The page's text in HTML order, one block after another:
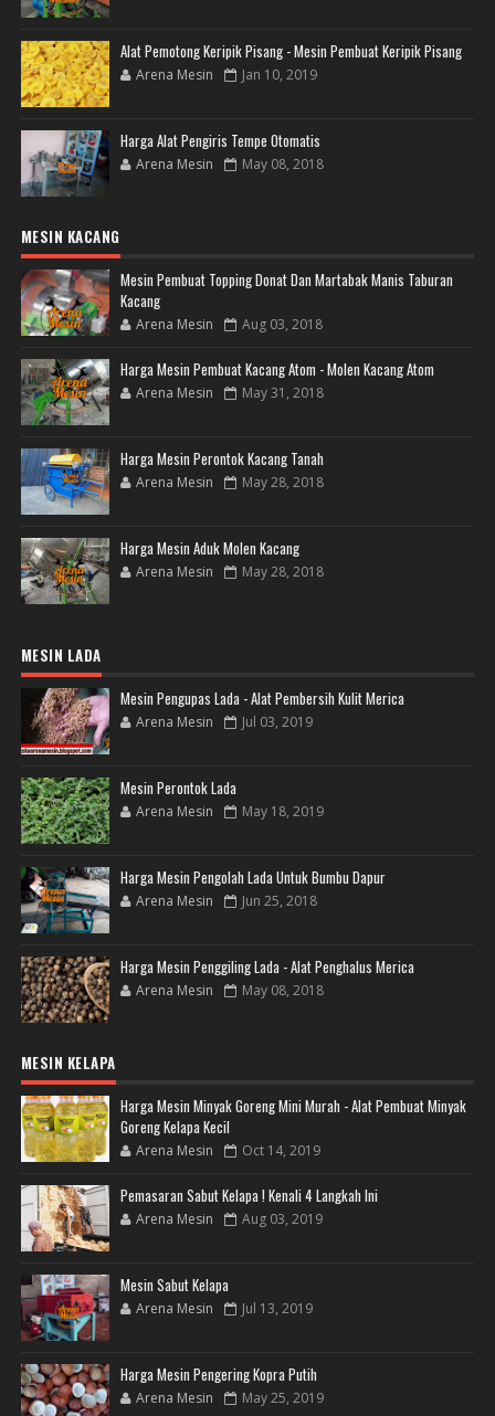
Alat Pemotong Keripik Pisang - Mesin Pembuat Keripik Pisang
Arena Mesin Jan 10, 2019
Harga Alat Pengiris Tempe Otomatis
Arena Mesin May 08, 2018
MESIN KACANG
Mesin Pembuat Topping Donat Dan Martabak Manis Taburan
Kacang
Arena Mesin Aug 03, 2018
Harga Mesin Pembuat Kacang Atom - Molen Kacang Atom
Arena Mesin May 31, 2018
Harga Mesin Perontok Kacang Tanah
Arena Mesin May 28, 2018
Harga Mesin Aduk Molen Kacang
Arena Mesin May 28, 2018
MESIN LADA
Mesin Pengupas Lada - Alat Pembersih Kulit Merica
Arena Mesin Jul 03, 2019
Mesin Perontok Lada
Arena Mesin May 18, 2019
Harga Mesin Pengolah Lada Untuk Bumbu Dapur
Arena Mesin Jun 25, 2018
Harga Mesin Penggiling Lada - Alat Penghalus Merica
Arena Mesin May 08, 2018
MESIN KELAPA
Harga Mesin Minyak Goreng Mini Murah - Alat Pembuat Minyak
Goreng Kelapa Kecil
Arena Mesin Oct 14, 2019
Pemasaran Sabut Kelapa ! Kenali 4 Langkah Ini
Arena Mesin Aug 03, 2019
Mesin Sabut Kelapa
Arena Mesin Jul 13, 2019
Harga Mesin Pengering Kopra Putih
Arena Mesin May 25, 2019